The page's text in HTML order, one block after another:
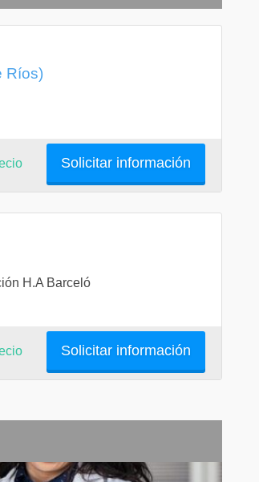
Ríos)
Solicitar información
H.A Barceló
Solicitar información